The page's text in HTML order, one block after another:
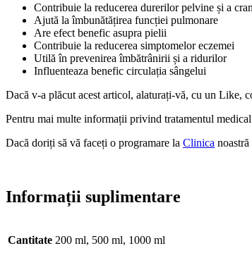
Contribuie la reducerea durerilor pelvine și a
Ajută la îmbunătățirea funcției pulmonare
Are efect benefic asupra pielii
Contribuie la reducerea simptomelor eczemei
Utilă în prevenirea îmbătrânirii și a ridurilor
Influenteaza benefic circulația sângelui
Dacă v-a plăcut acest articol, alaturați-vă, cu un Like,
Pentru mai multe informații privind tratamentul
Dacă doriți să vă faceți o programare la Clinica
Informații suplimentare
Cantitate 200 ml, 500 ml, 1000 ml